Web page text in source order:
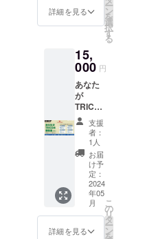
主様全
トした
てぬぐ
作いた
しま
す。デ
ザイン
に関し
てまし
ては 出
来上が
り次第
公開い
たしま
す。 返
礼品は
クラウ
）×3 ・
野菜
×3+α
+αにつ
きまし
ては決
定次第
公開さ
せてい
ただき
ます。
ご期待
くださ
い。
「原材
料及び
添加物
等の食
品表示
詳細を見る ー
ン
を
選
択
す
る
15,
000 円
あなた
が
TRICO
の救世
主プラ
ン プロ
ジェク
ト参加
の感謝
を込め
て、オ
リジナ
ルグッ
ズに御
支援
者：
1人
お届
け予
定：
2024
年05
月
詳細を見る
こ
の
リ
タ
ー
ン
を